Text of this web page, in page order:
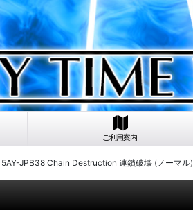
ご利用案内
JPB38 Chain Destruction 連鎖破壊 (ノーマル)